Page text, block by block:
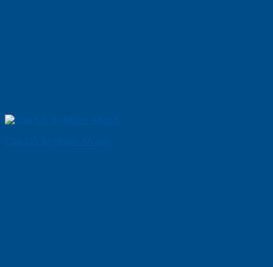
Cửa Gỗ Tự Nhiên 4A ash